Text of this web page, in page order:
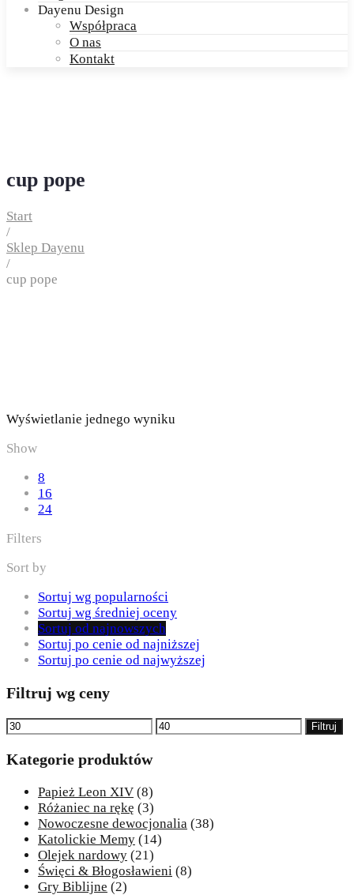
Dayenu Design
Współpraca
O nas
Kontakt
cup pope
Start
/
Sklep Dayenu
/
cup pope
Wyświetlanie jednego wyniku
Show
8
16
24
Filters
Sort by
Sortuj wg popularności
Sortuj wg średniej oceny
Sortuj od najnowszych
Sortuj po cenie od najniższej
Sortuj po cenie od najwyższej
Filtruj wg ceny
Cena
Cena
Filtruj
Kategorie produktów
Papież Leon XIV (8)
Różaniec na rękę (3)
Nowoczesne dewocjonalia (38)
Katolickie Memy (14)
Olejek nardowy (21)
Święci & Błogosławieni (8)
Gry Biblijne (2)